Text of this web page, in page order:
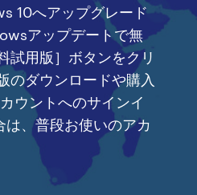
10へアップグレード
アップデートで無
試用版］ボタンをクリ
のダウンロードや購入
ウントへのサインイ
は、普段お使いのアカ